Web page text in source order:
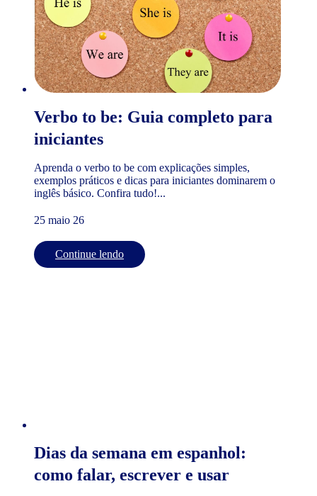
Verbo to be: Guia completo para
iniciantes
Aprenda o verbo to be com explicações simples,
exemplos práticos e dicas para iniciantes dominarem o
inglês básico. Confira tudo!...
25 maio 26
Continue lendo
Dias da semana em espanhol:
como falar, escrever e usar